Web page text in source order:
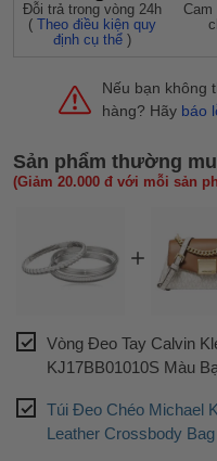
Đỗi trả trong vòng 24h
(Theo điều kiện quy
định cụ thể )
Cam
Nếu bạn không
hàng? Hãy báo
Sản phẩm thường
(Giảm 20.000 đ với mỗi sản
Vòng Đeo Tay Calvin
KJ17BB01010S Màu
Túi Đeo Chéo Michael
Leather Crossbody